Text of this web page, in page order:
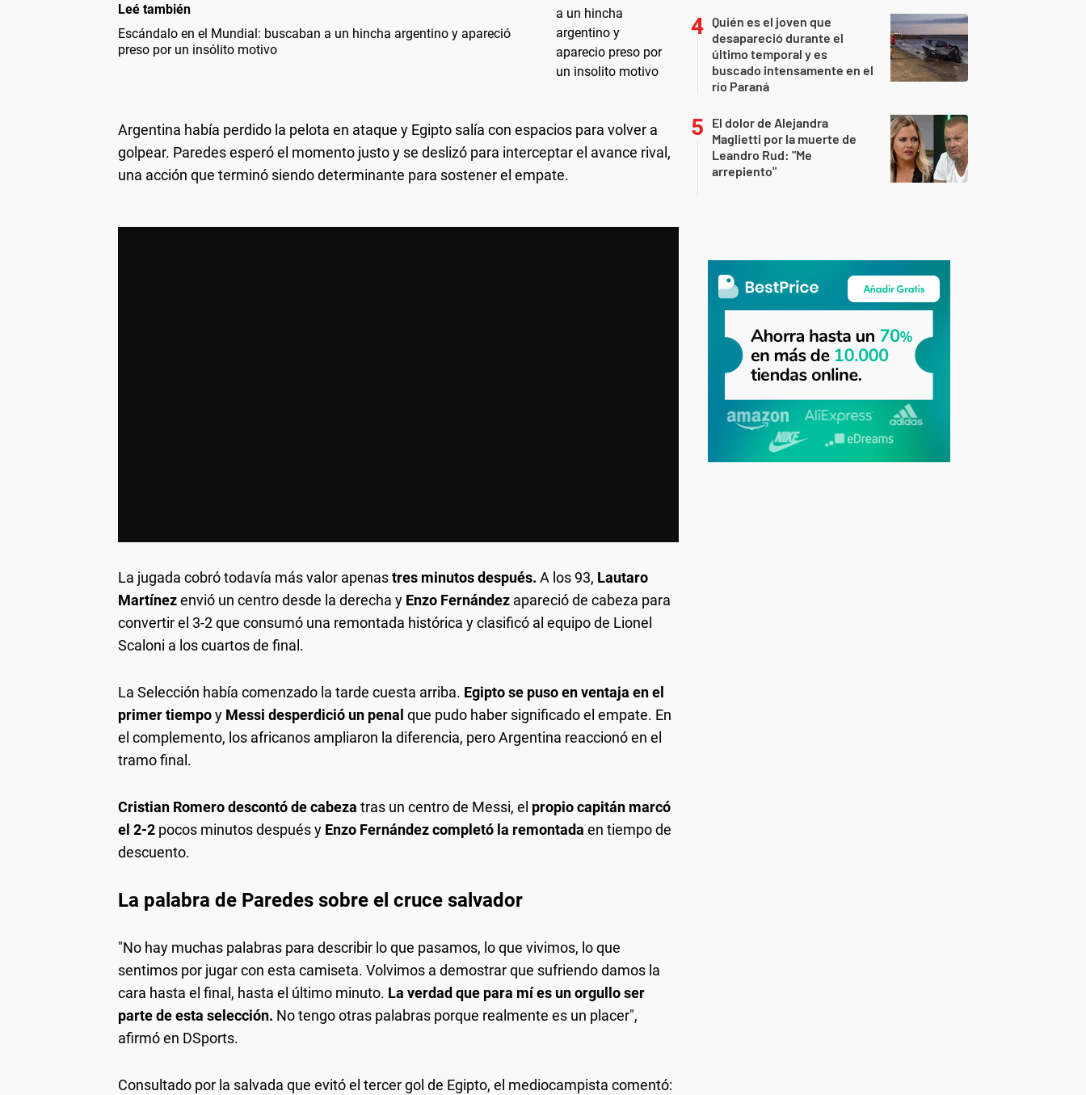
Leé también
Escándalo en el Mundial: buscaban a un hincha argentino y apareció
preso por un insólito motivo
Argentina había perdido la pelota en ataque y Egipto salía con espacios para volver a
golpear. Paredes esperó el momento justo y se deslizó para interceptar el avance rival,
una acción que terminó siendo determinante para sostener el empate.
La jugada cobró todavía más valor apenastres minutos después. A los 93, Lautaro
Martínezenvió un centro desde la derecha y Enzo Fernández apareció de cabeza para
convertir el 3-2 que consumó una remontada histórica y clasificó al equipo de Lionel
Scaloni a los cuartos de final.
La Selección había comenzado la tarde cuesta arriba. Egipto se puso en ventaja en el
primer tiempoy Messi desperdició un penal que pudo haber significado el empate. En
el complemento, los africanos ampliaron la diferencia, pero Argentina reaccionó en el
tramo final.
Cristian Romero descontó de cabeza tras un centro de Messi, el propio capitán marcó
el 2-2 pocos minutos después y Enzo Fernández completó la remontada en tiempo de
descuento.
La palabra de Paredes sobre el cruce salvador
"No hay muchas palabras para describir lo que pasamos, lo que vivimos, lo que
sentimos por jugar con esta camiseta. Volvimos a demostrar que sufriendo damos la
cara hasta el final, hasta el último minuto. La verdad que para mí es un orgullo ser
parte de esta selección. No tengo otras palabras porque realmente es un placer",
afirmó en DSports.
Consultado por la salvada que evitó el tercer gol de Egipto, el mediocampista comentó:
Quién es el joven que
desapareció durante el
último temporal y es
buscado intensamente en el
río Paraná
El dolor de Alejandra
Maglietti por la muerte de
Leandro Rud: "Me
arrepiento"